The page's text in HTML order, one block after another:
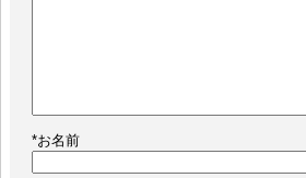
*お名前